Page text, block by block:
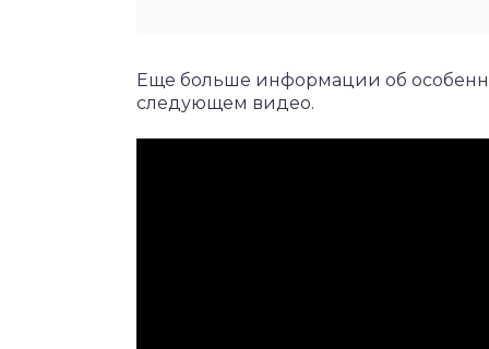
Еще больше информации об
следующем видео.